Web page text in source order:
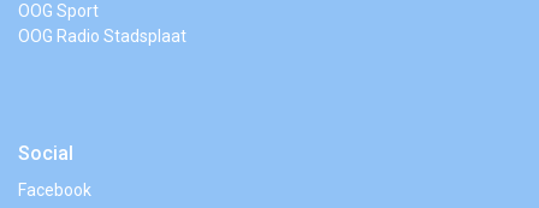
OOG Sport
OOG Radio Stadsplaat
Social
Facebook